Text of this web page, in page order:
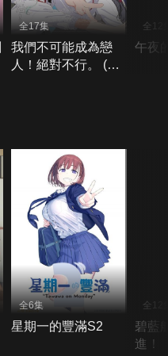
全17集
我們不可能成為戀
人！絕對不行。 (※
全12
午夜
全6集
星期一的豐滿S2
全12
碧藍
進！